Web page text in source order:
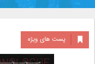
پست های ویژه